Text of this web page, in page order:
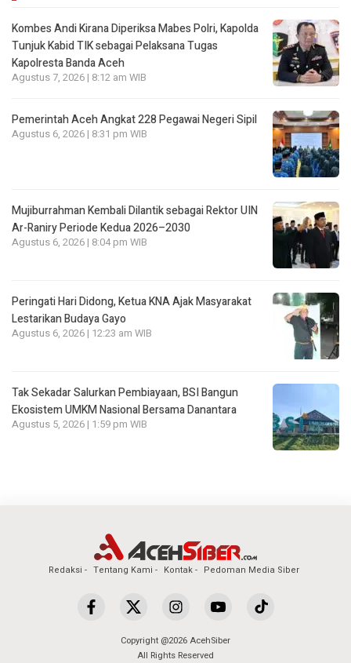
Kombes Andi Kirana Diperiksa Mabes Polri, Kapolda
Tunjuk Kabid TIK sebagai Pelaksana Tugas
Kapolresta Banda Aceh
Agustus 7, 2026 | 8:12 am WIB
Pemerintah Aceh Angkat 228 Pegawai Negeri Sipil
Agustus 6, 2026 | 8:31 pm WIB
Mujiburrahman Kembali Dilantik sebagai Rektor UIN
Ar-Raniry Periode Kedua 2026–2030
Agustus 6, 2026 | 8:04 pm WIB
Peringati Hari Didong, Ketua KNA Ajak Masyarakat
Lestarikan Budaya Gayo
Agustus 6, 2026 | 12:23 am WIB
Tak Sekadar Salurkan Pembiayaan, BSI Bangun
Ekosistem UMKM Nasional Bersama Danantara
Agustus 5, 2026 | 1:59 pm WIB
Redaksi Tentang Kami Kontak Pedoman Media Siber
Copyright @2026 AcehSiber
All Rights Reserved